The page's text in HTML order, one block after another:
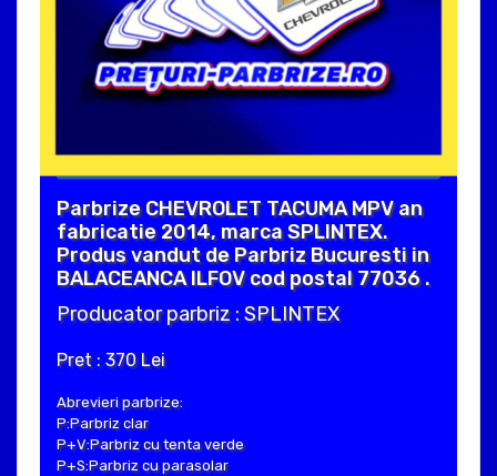
Parbrize CHEVROLET TACUMA MPV an
fabricatie 2014, marca SPLINTEX.
Produs vandut de Parbriz Bucuresti in
BALACEANCA ILFOV cod postal 77036 .
Producator parbriz : SPLINTEX
Pret : 370 Lei
Abrevieri parbrize:
P:Parbriz clar
P+V:Parbriz cu tenta verde
P+S:Parbriz cu parasolar